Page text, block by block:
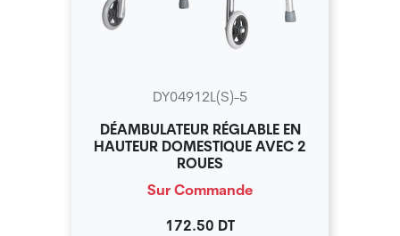
DY04912L(S)-5
DÉAMBULATEUR RÉGLABLE EN
HAUTEUR DOMESTIQUE AVEC 2
ROUES
Sur Commande
172.50 DT